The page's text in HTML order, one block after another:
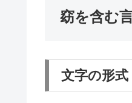
窈を含む
文字の形式